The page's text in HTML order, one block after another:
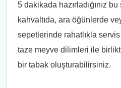
5 dakikada hazırladığınız
kahvaltıda, ara öğünlerde
sepetlerinde rahatlıkla
taze meyve dilimleri ile
bir tabak oluşturabilirsiniz.